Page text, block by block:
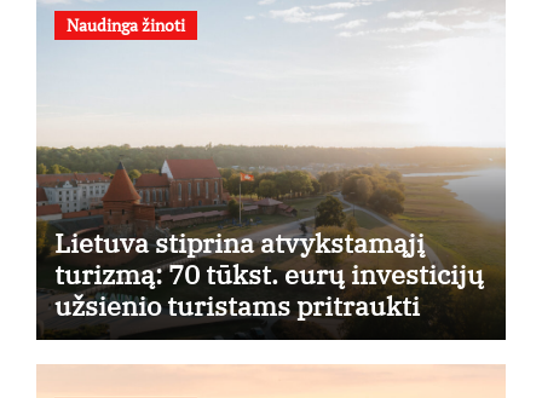
Naudinga žinoti
Lietuva stiprina atvykstamąjį
turizmą: 70 tūkst. eurų investicijų
užsienio turistams pritraukti